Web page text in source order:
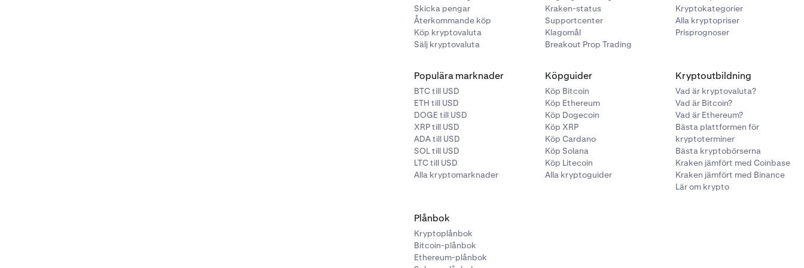
Skicka pengar
Återkommande köp
Köp kryptovaluta
Sälj kryptovaluta
Kraken-status
Supportcenter
Klagomål
Breakout Prop Trading
Kryptokategorier
Alla kryptopriser
Prisprognoser
Populära marknader
BTC till USD
ETH till USD
DOGE till USD
XRP till USD
ADA till USD
SOL till USD
LTC till USD
Alla kryptomarknader
Köpguider
Köp Bitcoin
Köp Ethereum
Köp Dogecoin
Köp XRP
Köp Cardano
Köp Solana
Köp Litecoin
Alla kryptoguider
Kryptoutbildning
Vad är kryptovaluta?
Vad är Bitcoin?
Vad är Ethereum?
Bästa plattformen för
kryptoterminer
Bästa kryptobörserna
Kraken jämfört med Coinbase
Kraken jämfört med Binance
Lär om krypto
Plånbok
Kryptoplånbok
Bitcoin-plånbok
Ethereum-plånbok